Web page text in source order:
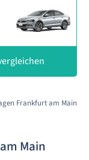
Frankfurt am Main
Main